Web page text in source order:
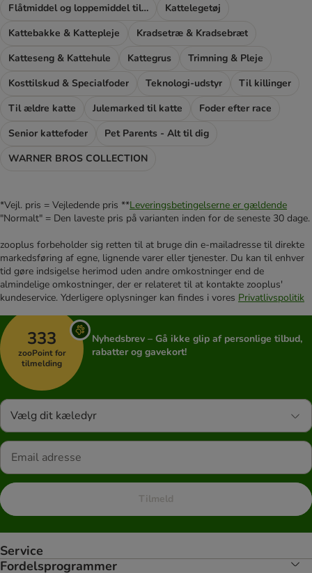
Flåtmiddel og loppemiddel til katte
Kattelegetøj
Kattebakke & Kattepleje
Kradsetræ & Kradsebræt
Katteseng & Kattehule
Kattegrus
Trimning & Pleje
Kosttilskud & Specialfoder
Teknologi-udstyr
Til killinger
Til ældre katte
Julemarked til katte
Foder efter race
Senior kattefoder
Pet Parents - Alt til dig
WARNER BROS COLLECTION
*Vejl. pris = Vejledende pris **Leveringsbetingelserne er gældende
"Normalt" = Den laveste pris på varianten inden for de seneste 30 dage.
zooplus forbeholder sig retten til at bruge din e-mailadresse til direkte
markedsføring af egne, lignende varer eller tjenester. Du kan til enhver
tid gøre indsigelse herimod uden andre omkostninger end de
almindelige omkostninger, der er relateret til at kontakte zooplus'
kundeservice. Yderligere oplysninger kan findes i vores Privatlivspolitik
333
zooPoint for
tilmelding
Nyhedsbrev – Gå ikke glip af personlige tilbud,
rabatter og gavekort!
Vælg dit kæledyr
Tilmeld
Service
Fordelsprogrammer